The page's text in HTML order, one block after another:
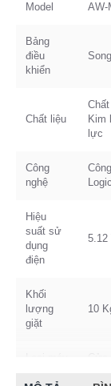
Model AW-
Bảng
điều
khiển
Chất liệu
Kim
lực
Công
nghệ
Hiệu
suất sử
dụng
điện
5.12
Khối
lượng
giặt
10